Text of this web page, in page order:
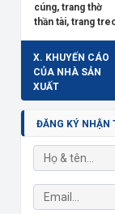
cúng, trang thờ
thần tài, trang
X. KHUYẾN CÁO
CỦA NHÀ SẢN
XUẤT
ĐĂNG KÝ NHẬN